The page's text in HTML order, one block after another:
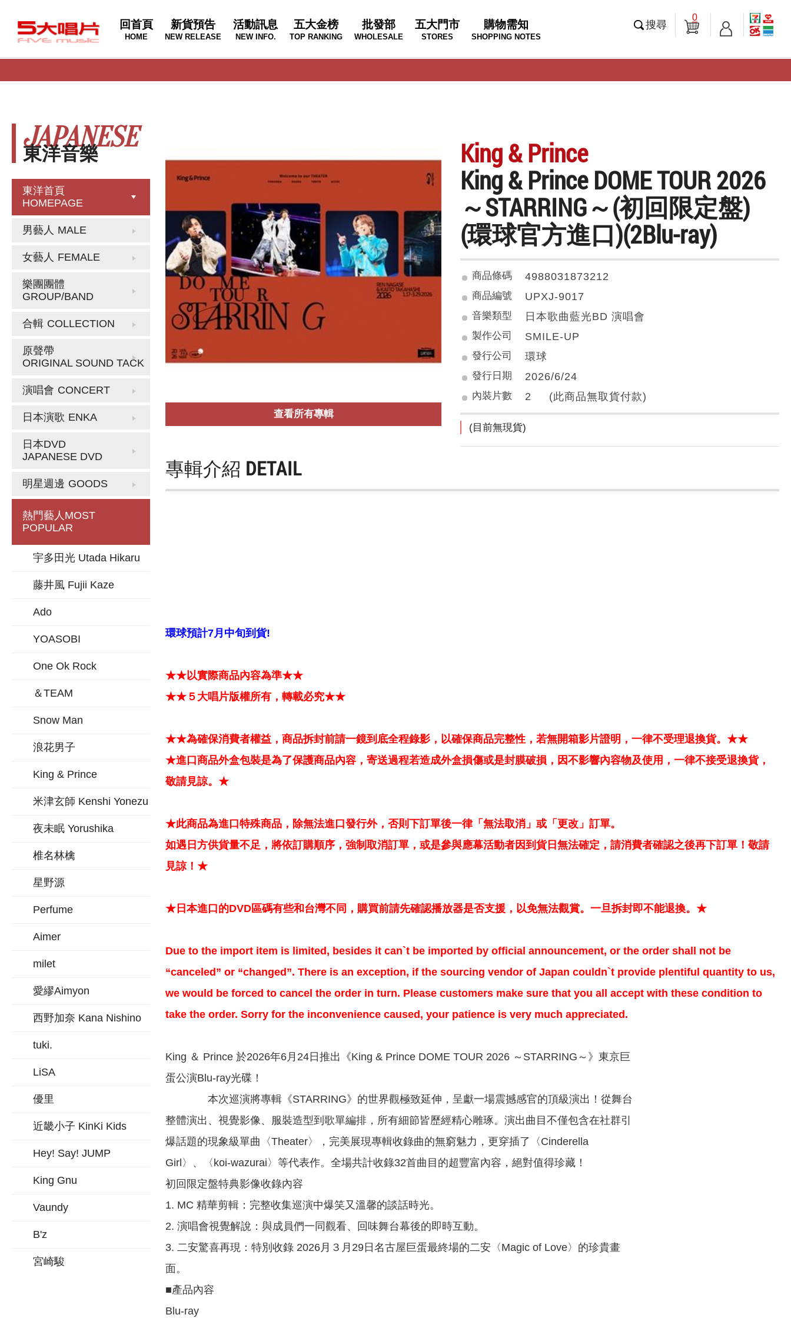
回首頁
HOME
新貨預告
NEW RELEASE
活動訊息
NEW INFO.
五大金榜
TOP RANKING
批發部
WHOLESALE
五大門市
STORES
購物需知
SHOPPING NOTES
搜尋
0
東洋音樂
JAPANESE
東洋首頁
HOMEPAGE
男藝人 MALE
女藝人 FEMALE
樂團團體
GROUP/BAND
合輯 COLLECTION
原聲帶
ORIGINAL SOUND TACK
演唱會 CONCERT
日本演歌 ENKA
日本DVD
JAPANESE DVD
明星週邊 GOODS
熱門藝人 MOST
POPULAR
宇多田光 Utada Hikaru
藤井風 Fujii Kaze
Ado
YOASOBI
One Ok Rock
＆TEAM
Snow Man
浪花男子
King & Prince
米津玄師 Kenshi Yonezu
夜未眠 Yorushika
椎名林檎
星野源
Perfume
Aimer
milet
愛繆Aimyon
西野加奈 Kana Nishino
tuki.
LiSA
優里
近畿小子 KinKi Kids
Hey! Say! JUMP
King Gnu
Vaundy
B'z
宮崎駿
查看所有專輯
King & Prince
King & Prince DOME TOUR 2026
～STARRING～(初回限定盤)
(環球官方進口)(2Blu-ray)
商品條碼 4988031873212
商品編號 UPXJ-9017
音樂類型 日本歌曲藍光BD 演唱會
製作公司 SMILE-UP
發行公司 環球
發行日期 2026/6/24
內裝片數 2 (此商品無取貨付款)
(目前無現貨)
專輯介紹 DETAIL
環球預計7月中旬到貨!
★★以實際商品內容為準★★
★★５大唱片版權所有，轉載必究★★
★★為確保消費者權益，商品拆封前請一鏡到底全程錄影，以確保商品完整性，若無開箱影片證明，一律不受理退換貨。★★
★進口商品外盒包裝是為了保護商品內容，寄送過程若造成外盒損傷或是封膜破損，因不影響內容物及使用，一律不接受退換貨，
敬請見諒。★
★此商品為進口特殊商品，除無法進口發行外，否則下訂單後一律「無法取消」或「更改」訂單。
如遇日方供貨量不足，將依訂購順序，強制取消訂單，或是參與應幕活動者因到貨日無法確定，請消費者確認之後再下訂單！敬請
見諒！★
★日本進口的DVD區碼有些和台灣不同，購買前請先確認播放器是否支援，以免無法觀賞。一旦拆封即不能退換。★
Due to the import item is limited, besides it can`t be imported by official announcement, or the order shall not be
“canceled” or “changed”. There is an exception, if the sourcing vendor of Japan couldn`t provide plentiful quantity to us,
we would be forced to cancel the order in turn. Please customers make sure that you all accept with these condition to
take the order. Sorry for the inconvenience caused, your patience is very much appreciated.
King ＆ Prince 於2026年6月24日推出《King & Prince DOME TOUR 2026 ～STARRING～》東京巨
蛋公演Blu-ray光碟！
本次巡演將專輯《STARRING》的世界觀極致延伸，呈獻一場震撼感官的頂級演出！從舞台
整體演出、視覺影像、服裝造型到歌單編排，所有細節皆歷經精心雕琢。演出曲目不僅包含在社群引
爆話題的現象級單曲〈Theater〉，完美展現專輯收錄曲的無窮魅力，更穿插了〈Cinderella
Girl〉、〈koi-wazurai〉等代表作。全場共計收錄32首曲目的超豐富內容，絕對值得珍藏！
初回限定盤特典影像收錄內容
1. MC 精華剪輯：完整收集巡演中爆笑又溫馨的談話時光。
2. 演唱會視覺解說：與成員們一同觀看、回味舞台幕後的即時互動。
3. 二安驚喜再現：特別收錄 2026月３月29日名古屋巨蛋最終場的二安〈Magic of Love〉的珍貴畫
面。
■產品內容
Blu-ray